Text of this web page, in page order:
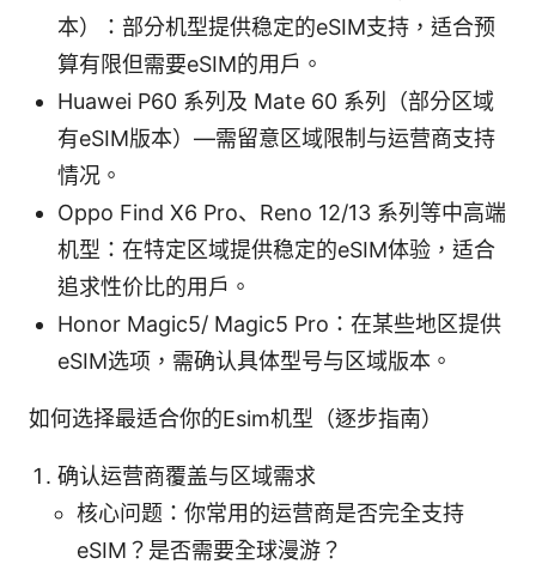
本）：部分机型提供稳定的eSIM支持，适合预
算有限但需要eSIM的用户。
Huawei P60 系列及 Mate 60 系列（部分区域
有eSIM版本）—需留意区域限制与运营商支持
情况。
Oppo Find X6 Pro、Reno 12/13 系列等中高端
机型：在特定区域提供稳定的eSIM体验，适合
追求性价比的用户。
Honor Magic5/ Magic5 Pro：在某些地区提供
eSIM选项，需确认具体型号与区域版本。
如何选择最适合你的Esim机型（逐步指南）
确认运营商覆盖与区域需求
核心问题：你常用的运营商是否完全支持
eSIM？是否需要全球漫游？